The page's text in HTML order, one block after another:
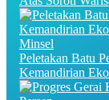
Minsel
Peletakan Batu
Kemandirian